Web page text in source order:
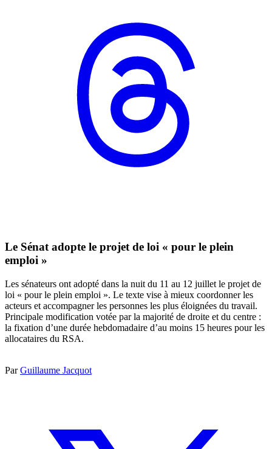
Le Sénat adopte le projet de loi « pour le plein
emploi »
Les sénateurs ont adopté dans la nuit du 11 au 12 juillet le projet de
loi « pour le plein emploi ». Le texte vise à mieux coordonner les
acteurs et accompagner les personnes les plus éloignées du travail.
Principale modification votée par la majorité de droite et du centre :
la fixation d’une durée hebdomadaire d’au moins 15 heures pour les
allocataires du RSA.
ParGuillaume Jacquot